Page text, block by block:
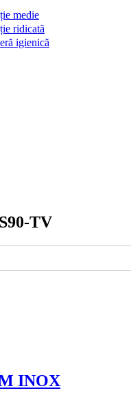
medie
ridicată
igienică
TV
INOX